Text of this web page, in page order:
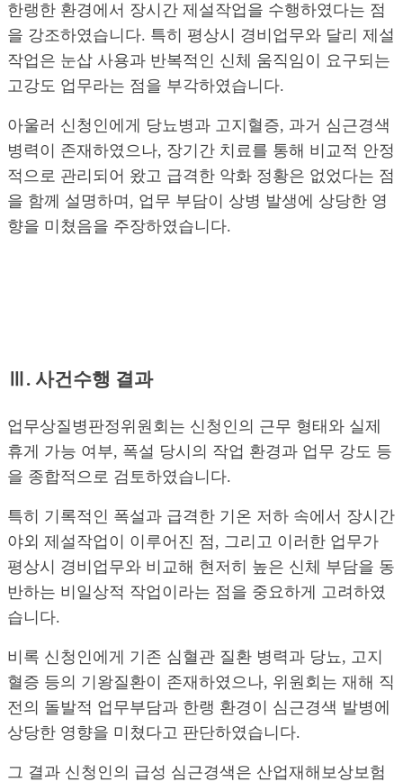
한랭한 환경에서 장시간 제설작업을 수행하였다는 점
을 강조하였습니다. 특히 평상시 경비업무와 달리 제설
작업은 눈삽 사용과 반복적인 신체 움직임이 요구되는
고강도 업무라는 점을 부각하였습니다.
아울러 신청인에게 당뇨병과 고지혈증, 과거 심근경색
병력이 존재하였으나, 장기간 치료를 통해 비교적 안정
적으로 관리되어 왔고 급격한 악화 정황은 없었다는 점
을 함께 설명하며, 업무 부담이 상병 발생에 상당한 영
향을 미쳤음을 주장하였습니다.
Ⅲ. 사건수행 결과
업무상질병판정위원회는 신청인의 근무 형태와 실제
휴게 가능 여부, 폭설 당시의 작업 환경과 업무 강도 등
을 종합적으로 검토하였습니다.
특히 기록적인 폭설과 급격한 기온 저하 속에서 장시간
야외 제설작업이 이루어진 점, 그리고 이러한 업무가
평상시 경비업무와 비교해 현저히 높은 신체 부담을 동
반하는 비일상적 작업이라는 점을 중요하게 고려하였
습니다.
비록 신청인에게 기존 심혈관 질환 병력과 당뇨, 고지
혈증 등의 기왕질환이 존재하였으나, 위원회는 재해 직
전의 돌발적 업무부담과 한랭 환경이 심근경색 발병에
상당한 영향을 미쳤다고 판단하였습니다.
그 결과 신청인의 급성 심근경색은 산업재해보상보험